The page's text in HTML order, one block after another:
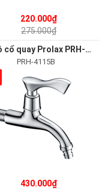
220.000₫
275.000₫
Vòi hồ cổ quay Prolax PRH-4115B
PRH-4115B
430.000₫